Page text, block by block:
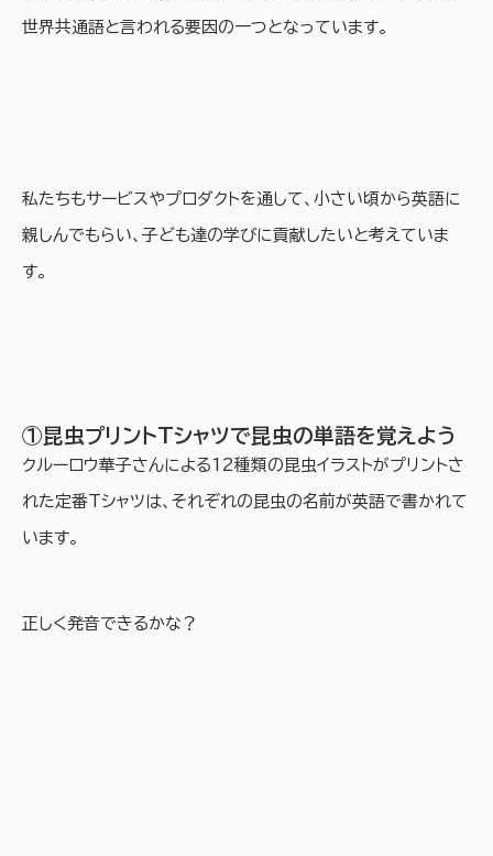
世界共通語と言われる要因の一つとなっています。
私たちもサービスやプロダクトを通して、小さい頃から英語に
親しんでもらい、子ども達の学びに貢献したいと考えていま
す。
①昆虫プリントTシャツで昆虫の単語を覚えよう
クルーロウ華子さんによる12種類の昆虫イラストがプリントさ
れた定番Tシャツは、それぞれの昆虫の名前が英語で書かれて
います。
正しく発音できるかな？